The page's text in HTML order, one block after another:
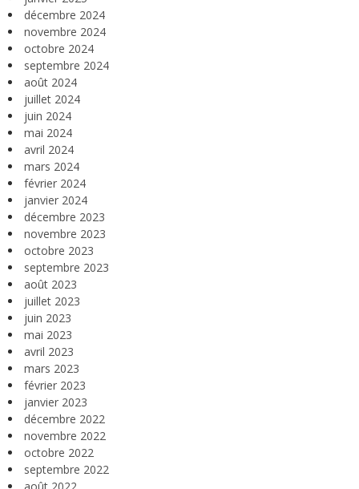
décembre 2024
novembre 2024
octobre 2024
septembre 2024
août 2024
juillet 2024
juin 2024
mai 2024
avril 2024
mars 2024
février 2024
janvier 2024
décembre 2023
novembre 2023
octobre 2023
septembre 2023
août 2023
juillet 2023
juin 2023
mai 2023
avril 2023
mars 2023
février 2023
janvier 2023
décembre 2022
novembre 2022
octobre 2022
septembre 2022